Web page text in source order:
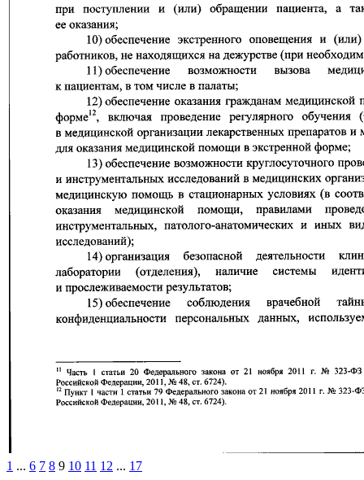
1 ... 6 7 8 9 10 11 12 ... 17